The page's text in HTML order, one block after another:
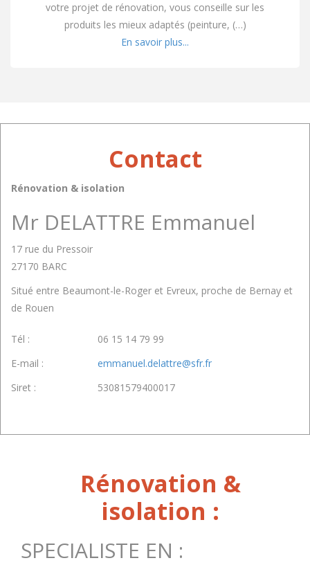
votre projet de rénovation, vous conseille sur les
produits les mieux adaptés (peinture, (…)
En savoir plus...
Contact
Rénovation & isolation
Mr DELATTRE Emmanuel
17 rue du Pressoir
27170 BARC
Situé entre Beaumont-le-Roger et Evreux, proche de Bernay et
de Rouen
Tél :
06 15 14 79 99
E-mail :
emmanuel.delattre@sfr.fr
Siret :
53081579400017
Rénovation &
isolation :
SPECIALISTE EN :